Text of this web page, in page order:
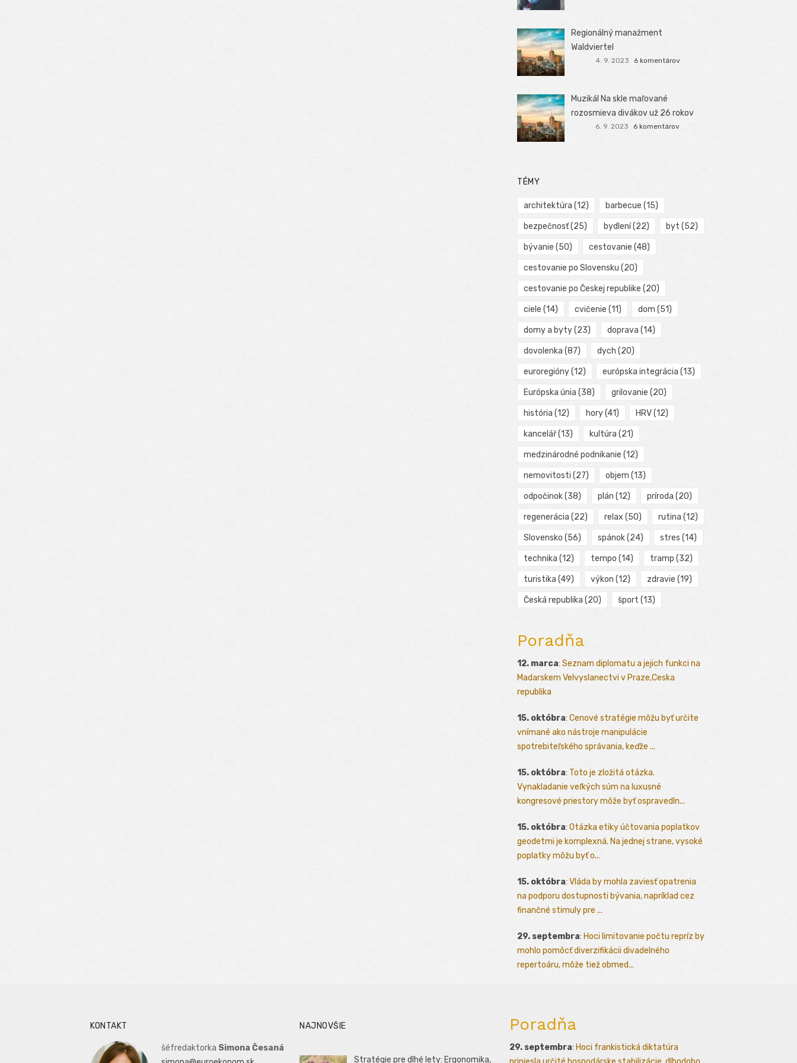
Regionálný manažment
Waldviertel
4. 9. 2023 6 komentárov
Muzikál Na skle maľované
rozosmieva divákov už 26 rokov
6. 9. 2023 6 komentárov
TÉMY
architektúra (12) barbecue (15)
bezpečnosť(25) bydlení(22) byt (52)
bývanie (50) cestovanie (48)
cestovanie po Slovensku (20)
cestovanie po Českej republike (20)
ciele (14) cvičenie (11) dom (51)
domy a byty(23) doprava (14)
dovolenka (87) dych (20)
euroregióny(12) európska integrácia (13)
Európska únia (38) grilovanie (20)
história (12) hory(41) HRV(12)
kancelář(13) kultúra (21)
medzinárodné podnikanie (12)
nemovitosti (27) objem (13)
odpočinok(38) plán (12) príroda (20)
regenerácia (22) relax (50) rutina (12)
Slovensko (56) spánok(24) stres (14)
technika (12) tempo (14) tramp (32)
turistika (49) výkon (12) zdravie (19)
Česká republika (20) šport (13)
Poradňa
12. marca: Seznam diplomatu a jejich funkci na
Madarskem Velvyslanectvi v Praze,Ceska
republika
15. októbra: Cenové stratégie môžu byť určite
vnímané ako nástroje manipulácie
spotrebiteľského správania, keďže ...
15. októbra: Toto je zložitá otázka.
Vynakladanie veľkých súm na luxusné
kongresové priestory môže byť ospravedln...
15. októbra: Otázka etiky účtovania poplatkov
geodetmi je komplexná. Na jednej strane, vysoké
poplatky môžu byť o...
15. októbra: Vláda by mohla zaviesť opatrenia
na podporu dostupnosti bývania, napríklad cez
finančné stimuly pre ...
29. septembra: Hoci limitovanie počtu repríz by
mohlo pomôcť diverzifikácii divadelného
repertoáru, môže tiež obmed...
KONTAKT
šéfredaktorka Simona Česaná
NAJNOVŠIE
Stratégie pre dlhé lety: Ergonomika,
Poradňa
29. septembra: Hoci frankistická diktatúra